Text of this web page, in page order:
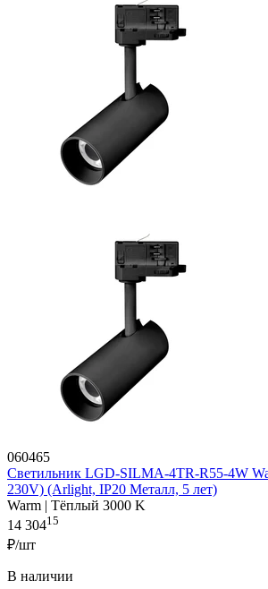
060465
Светильник LGD-SILMA-4TR-R55-4W
230V) (Arlight, IP20 Металл, 5 лет)
Warm | Тёплый 3000 K
14 30415
₽/шт
В наличии